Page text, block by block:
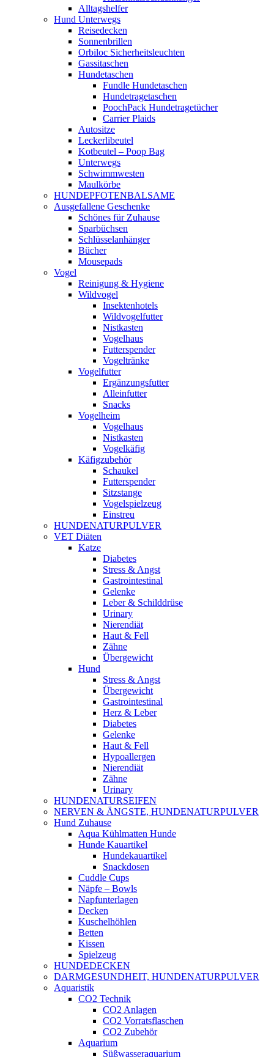
Alltagshelfer
Hund Unterwegs
Reisedecken
Sonnenbrillen
Orbiloc Sicherheitsleuchten
Gassitaschen
Hundetaschen
Fundle Hundetaschen
Hundetragetaschen
PoochPack Hundetragetücher
Carrier Plaids
Autositze
Leckerlibeutel
Kotbeutel – Poop Bag
Unterwegs
Schwimmwesten
Maulkörbe
HUNDEPFOTENBALSAME
Ausgefallene Geschenke
Schönes für Zuhause
Sparbüchsen
Schlüsselanhänger
Bücher
Mousepads
Vogel
Reinigung & Hygiene
Wildvogel
Insektenhotels
Wildvogelfutter
Nistkasten
Vogelhaus
Futterspender
Vogeltränke
Vogelfutter
Ergänzungsfutter
Alleinfutter
Snacks
Vogelheim
Vogelhaus
Nistkasten
Vogelkäfig
Käfigzubehör
Schaukel
Futterspender
Sitzstange
Vogelspielzeug
Einstreu
HUNDENATURPULVER
VET Diäten
Katze
Diabetes
Stress & Angst
Gastrointestinal
Gelenke
Leber & Schilddrüse
Urinary
Nierendiät
Haut & Fell
Zähne
Übergewicht
Hund
Stress & Angst
Übergewicht
Gastrointestinal
Herz & Leber
Diabetes
Gelenke
Haut & Fell
Hypoallergen
Nierendiät
Zähne
Urinary
HUNDENATURSEIFEN
NERVEN & ÄNGSTE, HUNDENATURPULVER
Hund Zuhause
Aqua Kühlmatten Hunde
Hunde Kauartikel
Hundekauartikel
Snackdosen
Cuddle Cups
Näpfe – Bowls
Napfunterlagen
Decken
Kuschelhöhlen
Betten
Kissen
Spielzeug
HUNDEDECKEN
DARMGESUNDHEIT, HUNDENATURPULVER
Aquaristik
CO2 Technik
CO2 Anlagen
CO2 Vorratsflaschen
CO2 Zubehör
Aquarium
Süßwasseraquarium